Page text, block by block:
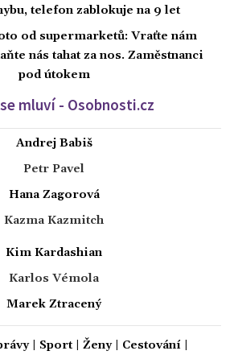
telefon zablokuje na 9 let
od supermarketů: Vraťte nám
nás tahat za nos. Zaměstnanci
pod útokem
mluví - Osobnosti.cz
Andrej Babiš
Petr Pavel
Hana Zagorová
Kazma Kazmitch
Kim Kardashian
Karlos Vémola
Marek Ztracený
| Sport| Ženy| Cestování|